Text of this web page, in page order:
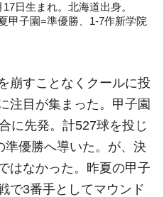
日生まれ。北海道出身。
甲子園=準優勝、1-7作新学院
崩すことなくクールに投
注目が集まった。甲子園
に先発。計527球を投じ
準優勝へ導いた。が、決
はなかった。昨夏の甲子
で3番手としてマウンド